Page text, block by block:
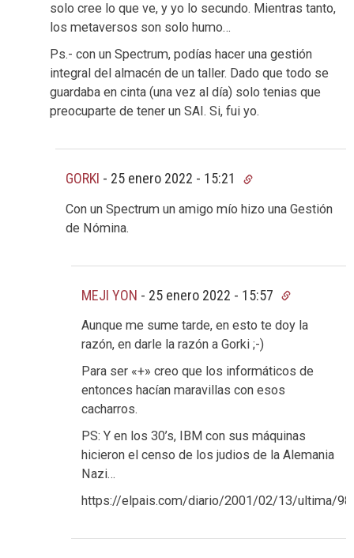
solo cree lo que ve, y yo lo secundo. Mientras tanto,
los metaversos son solo humo…
Ps.- con un Spectrum, podías hacer una gestión
integral del almacén de un taller. Dado que todo se
guardaba en cinta (una vez al día) solo tenias que
preocuparte de tener un SAI. Si, fui yo.
GORKI - 25 enero 2022 - 15:21
Con un Spectrum un amigo mío hizo una Gestión
de Nómina.
MEJI YON - 25 enero 2022 - 15:57
Aunque me sume tarde, en esto te doy la
razón, en darle la razón a Gorki ;-)
Para ser «+» creo que los informáticos de
entonces hacían maravillas con esos
cacharros.
PS: Y en los 30’s, IBM con sus máquinas
hicieron el censo de los judios de la Alemania
Nazi…
https://elpais.com/diario/2001/02/13/ultima/